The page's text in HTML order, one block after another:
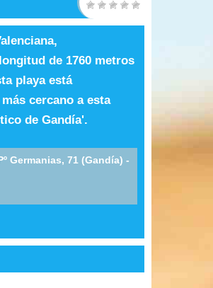
de 1760 metros
playa está
cercano a esta
de Gandía'.
Germanias, 71 (Gandía) -